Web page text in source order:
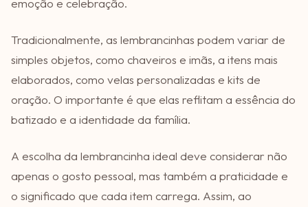
emoção e celebração.
Tradicionalmente, as lembrancinhas podem variar de
simples objetos, como chaveiros e imãs, a itens mais
elaborados, como velas personalizadas e kits de
oração. O importante é que elas reflitam a essência do
batizado e a identidade da família.
A escolha da lembrancinha ideal deve considerar não
apenas o gosto pessoal, mas também a praticidade e
o significado que cada item carrega. Assim, ao